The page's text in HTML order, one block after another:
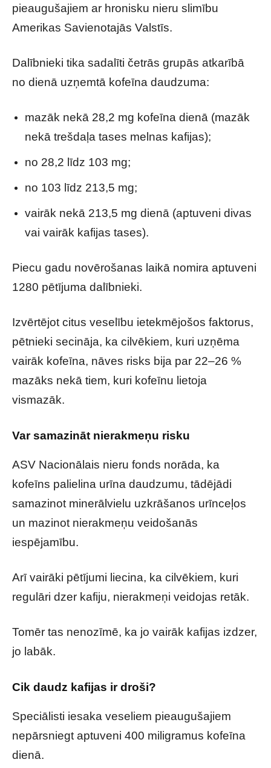
pieaugušajiem ar hronisku nieru slimību
Amerikas Savienotajās Valstīs.
Dalībnieki tika sadalīti četrās grupās atkarībā
no dienā uzņemtā kofeīna daudzuma:
mazāk nekā 28,2 mg kofeīna dienā (mazāk
nekā trešdaļa tases melnas kafijas);
no 28,2 līdz 103 mg;
no 103 līdz 213,5 mg;
vairāk nekā 213,5 mg dienā (aptuveni divas
vai vairāk kafijas tases).
Piecu gadu novērošanas laikā nomira aptuveni
1280 pētījuma dalībnieki.
Izvērtējot citus veselību ietekmējošos faktorus,
pētnieki secināja, ka cilvēkiem, kuri uzņēma
vairāk kofeīna, nāves risks bija par 22–26 %
mazāks nekā tiem, kuri kofeīnu lietoja
vismazāk.
Var samazināt nierakmeņu risku
ASV Nacionālais nieru fonds norāda, ka
kofeīns palielina urīna daudzumu, tādējādi
samazinot minerālvielu uzkrāšanos urīnceļos
un mazinot nierakmeņu veidošanās
iespējamību.
Arī vairāki pētījumi liecina, ka cilvēkiem, kuri
regulāri dzer kafiju, nierakmeņi veidojas retāk.
Tomēr tas nenozīmē, ka jo vairāk kafijas izdzer,
jo labāk.
Cik daudz kafijas ir droši?
Speciālisti iesaka veseliem pieaugušajiem
nepārsniegt aptuveni 400 miligramus kofeīna
dienā.